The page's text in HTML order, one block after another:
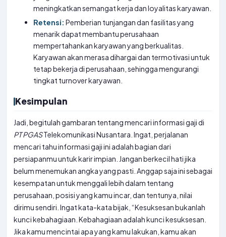
meningkatkan semangat kerja dan loyalitas karyawan.
Retensi: Pemberian tunjangan dan fasilitas yang
menarik dapat membantu perusahaan
mempertahankan karyawan yang berkualitas.
Karyawan akan merasa dihargai dan termotivasi untuk
tetap bekerja di perusahaan, sehingga mengurangi
tingkat turnover karyawan.
Kesimpulan
Jadi, begitulah gambaran tentang mencari informasi gaji di
PTPGASTelekomunikasi Nusantara. Ingat, perjalanan
mencari tahu informasi gaji ini adalah bagian dari
persiapanmu untuk karir impian. Jangan berkecil hati jika
belum menemukan angka yang pasti. Anggap saja ini sebagai
kesempatan untuk menggali lebih dalam tentang
perusahaan, posisi yang kamu incar, dan tentunya, nilai
dirimu sendiri. Ingat kata-kata bijak, “Kesuksesan bukanlah
kunci kebahagiaan. Kebahagiaan adalah kunci kesuksesan.
Jika kamu mencintai apa yang kamu lakukan, kamu akan